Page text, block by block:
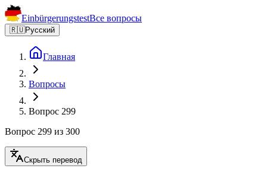
EinbürgerungstestВсе вопросы
🇷🇺Русский
Главная
Вопросы
Вопрос 299
Вопрос 299 из 300
Скрыть перевод